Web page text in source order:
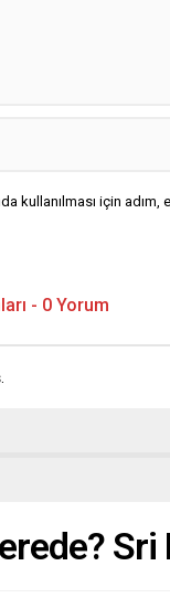
kullanılması için
- 0 Yorum